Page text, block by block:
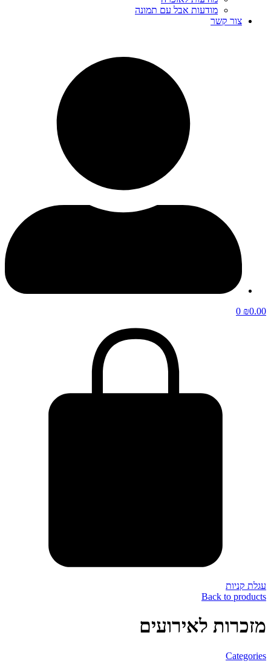
מודעות אבל עם תמונה
צור קשר
₪0.00
0
עגלת קניות
Back to products
מזכרות לאירועים
Categories